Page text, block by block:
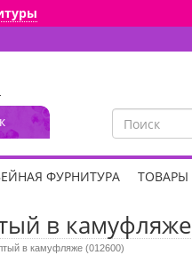
ФУРНИТУРА
в
в камуфляже (012600)